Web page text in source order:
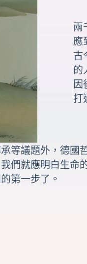
兩
應
古
的
因
打
等議題外，德國
們就應明白生
第一步了。